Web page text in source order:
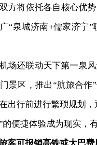
方将依托各自核心优
“泉城济南+儒家济宁
联动天下第一泉风
景区，推出“航旅合作
出行前进行繁琐规划
的便捷体验成为现实，